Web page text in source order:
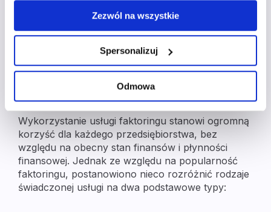
momencie. Wycofanie zgody nie wpływa na zgodność z
prawem przetwarzania, którego dokonano przed
wycofaniem. Więcej informacji o wykorzystaniu plików
cookie oraz zasadach przetwarzania danych osobowych
Zezwól na wszystkie
Spersonalizuj
Odmowa
Brak ryzyka
niewypłacalności
kontrahentów
Wykorzystanie usługi faktoringu stanowi ogromną
korzyść dla każdego przedsiębiorstwa, bez
względu na obecny stan finansów i płynności
finansowej. Jednak ze względu na popularność
faktoringu, postanowiono nieco rozróżnić rodzaje
świadczonej usługi na dwa podstawowe typy: